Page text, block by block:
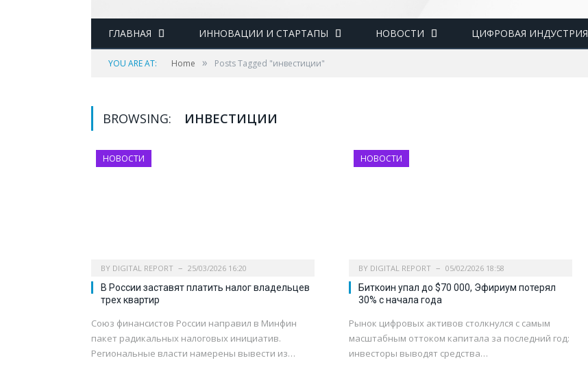
ГЛАВНАЯ ИННОВАЦИИ И СТАРТАПЫ НОВОСТИ ЦИФРОВАЯ ИНДУСТРИЯ
YOU ARE AT: Home » Posts Tagged "инвестиции"
BROWSING: ИНВЕСТИЦИИ
НОВОСТИ
BY DIGITAL REPORT 25/03/2026 16:20
В России заставят платить налог владельцев
трех квартир
Союз финансистов России направил в Минфин
пакет радикальных налоговых инициатив.
Региональные власти намерены вывести из…
НОВОСТИ
BY DIGITAL REPORT 05/02/2026 18:58
Биткоин упал до $70 000, Эфириум потерял
30% с начала года
Рынок цифровых активов столкнулся с самым
масштабным оттоком капитала за последний год:
инвесторы выводят средства…